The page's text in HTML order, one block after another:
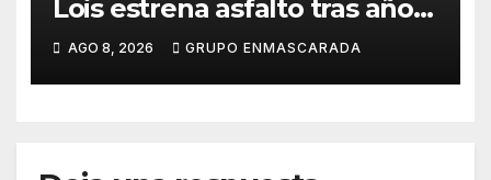
Lois estrena asfalto tras años
de espera
AGO 8, 2026 GRUPO ENMASCARADA